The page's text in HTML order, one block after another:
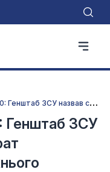
В
же мінус 1 185 080: Генштаб ЗСУ назвав свіжі дані втрат загарбників за час їхнього вторгнення в Україну
Генштаб ЗСУ